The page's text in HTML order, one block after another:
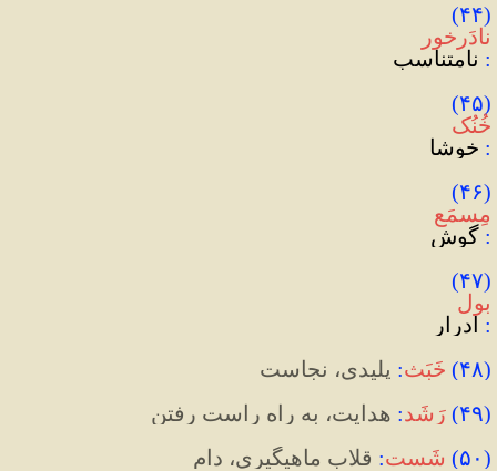
(۴۴)
نادَرخور
: نامتناسب
(۴۵)
خُنُک
: خوشا
(۴۶)
مِسمَع
: گوش
(۴۷)
بول
: ادرار
(۴۸) خَبَث: پلیدی، نجاست
(۴۹) رَشَد: هدایت، به راه راست رفتن
(۵۰) شَست: قلاب ماهیگیری، دام